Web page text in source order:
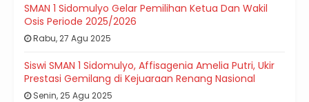
SMAN 1 Sidomulyo Gelar Pemilihan Ketua Dan Wakil
Osis Periode 2025/2026
Rabu, 27 Agu 2025
Siswi SMAN 1 Sidomulyo, Affisagenia Amelia Putri, Ukir
Prestasi Gemilang di Kejuaraan Renang Nasional
Senin, 25 Agu 2025